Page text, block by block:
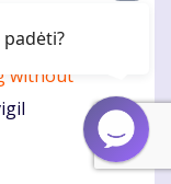
without
padėti?